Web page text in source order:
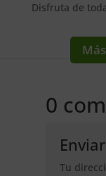
Disfruta de
0
Tu